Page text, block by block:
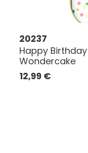
20237
Happy
Wondercake
12,99 €